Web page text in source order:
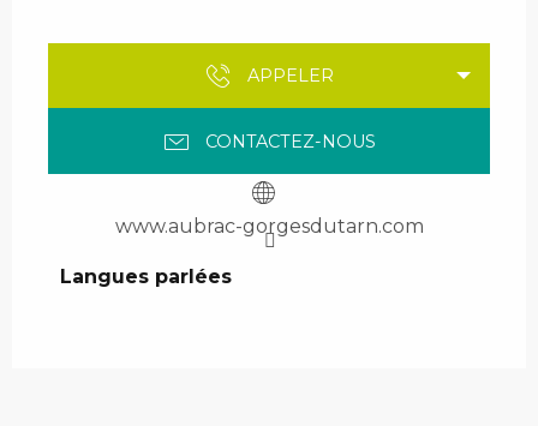
APPELER
CONTACTEZ-NOUS
www.aubrac-gorgesdutarn.com
Langues parlées
Langues parlées